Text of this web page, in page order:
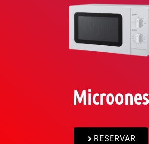
Microones
RESERVAR